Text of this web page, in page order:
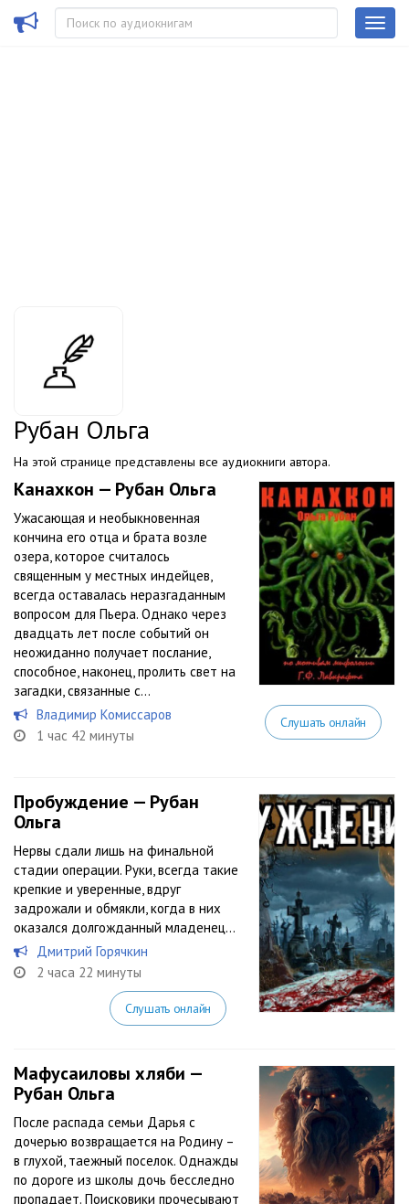
Рубан Ольга
На этой странице представлены все аудиокниги автора.
Канахкон — Рубан Ольга
Ужасающая и необыкновенная
кончина его отца и брата возле
озера, которое считалось
священным у местных индейцев,
всегда оставалась неразгаданным
вопросом для Пьера. Однако через
двадцать лет после событий он
неожиданно получает послание,
способное, наконец, пролить свет на
загадки, связанные с...
Владимир Комиссаров
1 час 42 минуты
Слушать онлайн
Пробуждение — Рубан
Ольга
Нервы сдали лишь на финальной
стадии операции. Руки, всегда такие
крепкие и уверенные, вдруг
задрожали и обмякли, когда в них
оказался долгожданный младенец…
Дмитрий Горячкин
2 часа 22 минуты
Слушать онлайн
Мафусаиловы хляби —
Рубан Ольга
После распада семьи Дарья с
дочерью возвращается на Родину –
в глухой, таежный поселок. Однажды
по дороге из школы дочь бесследно
пропадает. Поисковики прочесывают